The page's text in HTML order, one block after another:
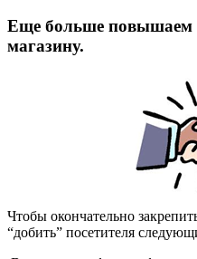
Еще больше повышаем
магазину.
Чтобы окончательно
“добить” посетителя